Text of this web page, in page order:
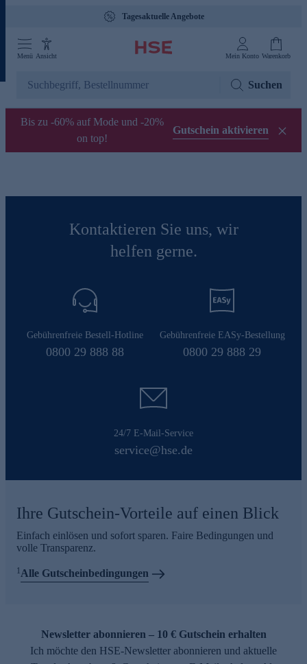
Tagesaktuelle Angebote
Menü Ansicht Mein Konto Warenkorb
Suchen
Bis zu -60% auf Mode und -20%
on top!
Gutschein aktivieren
Kontaktieren Sie uns, wir
helfen gerne.
Gebührenfreie Bestell-Hotline
0800 29 888 88
Gebührenfreie EASy-Bestellung
0800 29 888 29
24/7 E-Mail-Service
service@hse.de
Ihre Gutschein-Vorteile auf einen Blick
Einfach einlösen und sofort sparen. Faire Bedingungen und
volle Transparenz.
1Alle Gutscheinbedingungen
Newsletter abonnieren – 10 € Gutschein erhalten
Ich möchte den HSE-Newsletter abonnieren und aktuelle